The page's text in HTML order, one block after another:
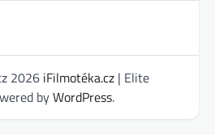
2026 iFilmotéka.cz | Elite
byWordPress.